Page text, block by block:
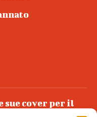
sue cover per il